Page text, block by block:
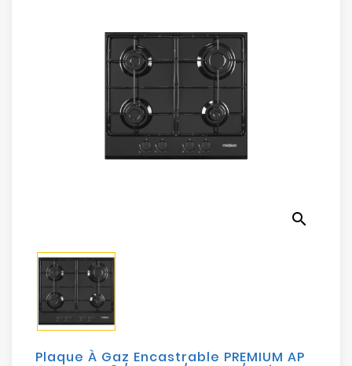
Sécurité
Mobilités
Loisirs
search
Plaque À Gaz Encastrable PREMIUM AP